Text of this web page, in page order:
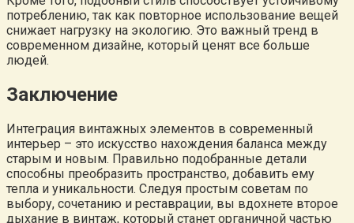
потреблению, так как повторное использование вещей
снижает нагрузку на экологию. Это важный тренд в
современном дизайне, который ценят все больше
людей.
Заключение
Интеграция винтажных элементов в современный
интерьер – это искусство нахождения баланса между
старым и новым. Правильно подобранные детали
способны преобразить пространство, добавить ему
тепла и уникальности. Следуя простым советам по
выбору, сочетанию и реставрации, вы вдохнете второе
дыхание в винтаж, который станет органичной частью